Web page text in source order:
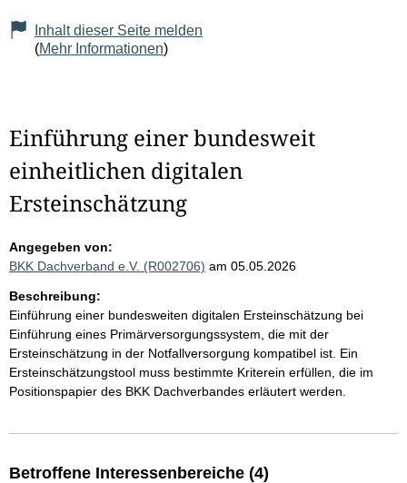
Inhalt dieser Seite melden
(Mehr Informationen)
Einführung einer bundesweit
einheitlichen digitalen
Ersteinschätzung
Angegeben von:
BKK Dachverband e.V. (R002706) am 05.05.2026
Beschreibung:
Einführung einer bundesweiten digitalen Ersteinschätzung bei
Einführung eines Primärversorgungssystem, die mit der
Ersteinschätzung in der Notfallversorgung kompatibel ist. Ein
Ersteinschätzungstool muss bestimmte Kriterein erfüllen, die im
Positionspapier des BKK Dachverbandes erläutert werden.
Betroffene Interessenbereiche (4)